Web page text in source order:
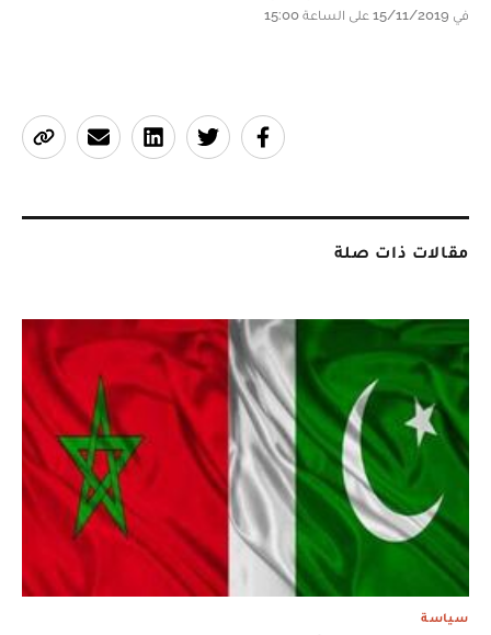
في 15/11/2019 على الساعة 15:00
مقالات ذات صلة
سياسة